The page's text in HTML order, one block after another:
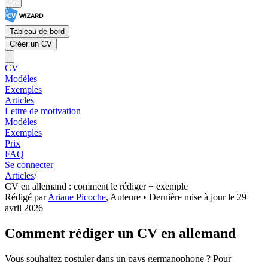
Tableau de bord
Créer un CV
CV
Modèles
Exemples
Articles
Lettre de motivation
Modèles
Exemples
Prix
FAQ
Se connecter
Articles/
CV en allemand : comment le rédiger + exemple
Rédigé parAriane Picoche, Auteure • Dernière mise à jour le 29
avril 2026
Comment rédiger un CV en allemand
Vous souhaitez postuler dans un pays germanophone ? Pour